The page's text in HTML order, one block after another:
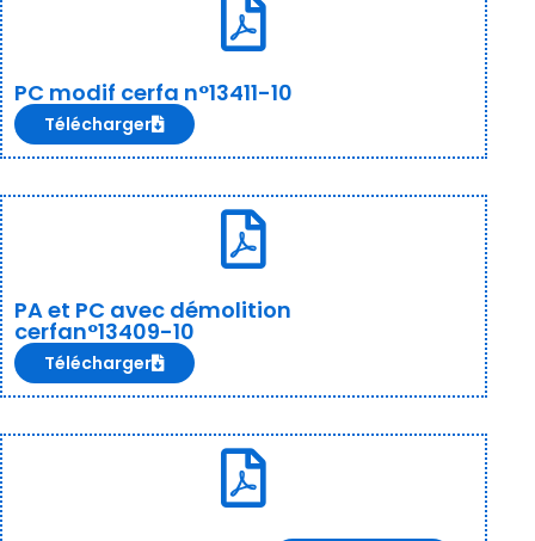
PC modif cerfa n°13411-10
Télécharger
PA et PC avec démolition
cerfan°13409-10
Télécharger